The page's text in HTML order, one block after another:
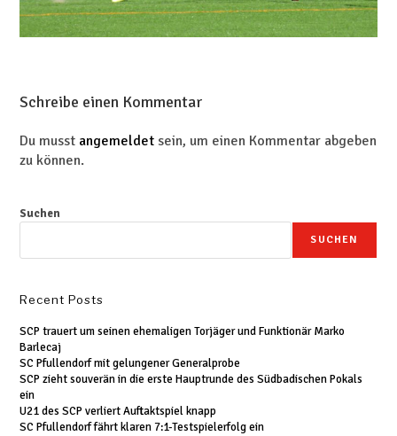
Schreibe einen Kommentar
Du musst angemeldet sein, um einen Kommentar abgeben
zu können.
Suchen
SUCHEN
Recent Posts
SCP trauert um seinen ehemaligen Torjäger und Funktionär Marko
Barlecaj
SC Pfullendorf mit gelungener Generalprobe
SCP zieht souverän in die erste Hauptrunde des Südbadischen Pokals
ein
U21 des SCP verliert Auftaktspiel knapp
SC Pfullendorf fährt klaren 7:1-Testspielerfolg ein